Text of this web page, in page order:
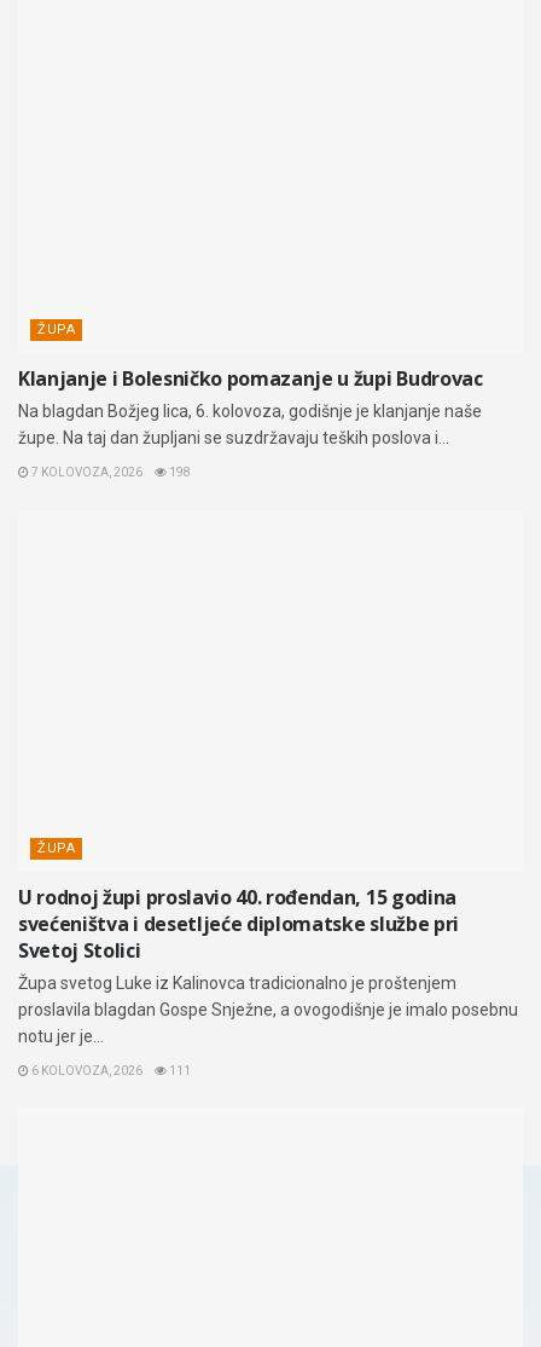
ŽUPA
Klanjanje i Bolesničko pomazanje u župi Budrovac
Na blagdan Božjeg lica, 6. kolovoza, godišnje je klanjanje naše
župe. Na taj dan župljani se suzdržavaju teških poslova i...
7 KOLOVOZA, 2026 198
ŽUPA
U rodnoj župi proslavio 40. rođendan, 15 godina
svećeništva i desetljeće diplomatske službe pri
Svetoj Stolici
Župa svetog Luke iz Kalinovca tradicionalno je proštenjem
proslavila blagdan Gospe Snježne, a ovogodišnje je imalo posebnu
notu jer je...
6 KOLOVOZA, 2026 111